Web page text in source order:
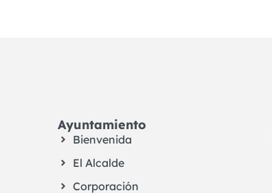
Ayuntamiento
Bienvenida
El Alcalde
Corporación